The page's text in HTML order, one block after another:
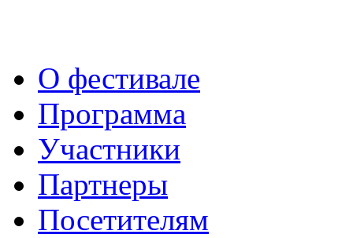
О фестивале
Программа
Участники
Партнеры
Посетителям